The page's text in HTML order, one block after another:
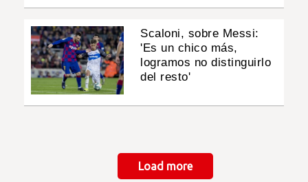
Scaloni, sobre Messi:
'Es un chico más,
logramos no distinguirlo
del resto'
Load more